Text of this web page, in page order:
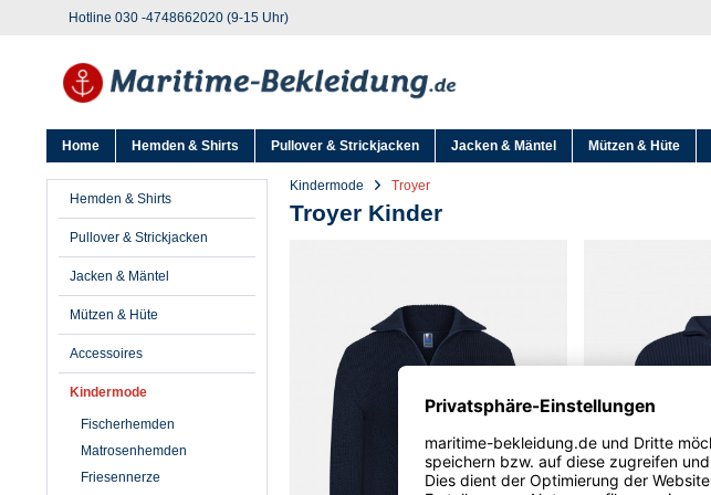
Hotline 030 -4748662020 (9-15 Uhr)
Home Hemden & Shirts Pullover & Strickjacken Jacken & Mäntel Mützen & Hüte
Hemden & Shirts
Pullover & Strickjacken
Jacken & Mäntel
Mützen & Hüte
Accessoires
Kindermode
Fischerhemden
Matrosenhemden
Friesennerze
Kindermode Troyer
Troyer Kinder